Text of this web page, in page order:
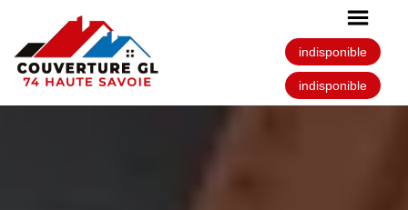
indisponible
indisponible